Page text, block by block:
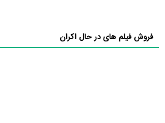
فروش فیلم های در حال اکران